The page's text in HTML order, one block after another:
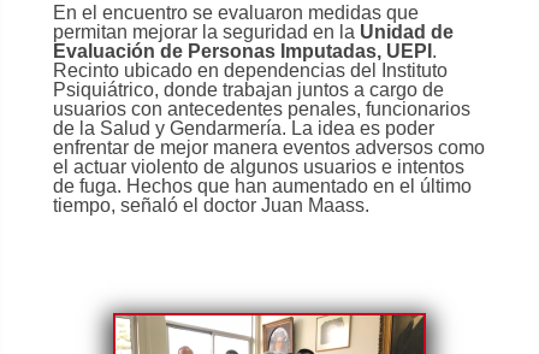
En el encuentro se evaluaron medidas que
permitan mejorar la seguridad en la Unidad de
Evaluación de Personas Imputadas, UEPI .
Recinto ubicado en dependencias del Instituto
Psiquiátrico, donde trabajan juntos a cargo de
usuarios con antecedentes penales, funcionarios
de la Salud y Gendarmería. La idea es poder
enfrentar de mejor manera eventos adversos como
el actuar violento de algunos usuarios e intentos
de fuga. Hechos que han aumentado en el último
tiempo, señaló el doctor Juan Maass.